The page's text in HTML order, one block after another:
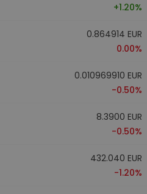
+1.20%
0.864914 EUR
0.00%
0.010969910 EUR
-0.50%
8.3900 EUR
-0.50%
432.040 EUR
-1.20%